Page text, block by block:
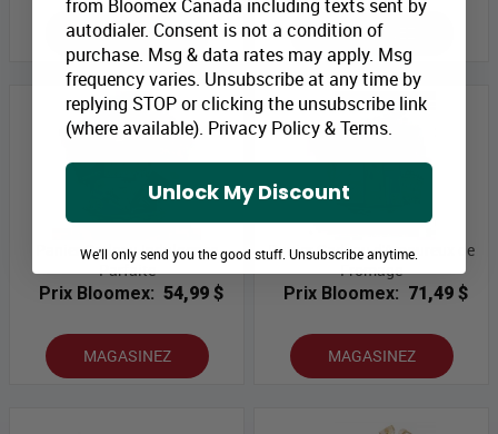
MAGASINEZ MAGASINEZ
Panier Cadeau Indulgence
Parfaite
Prix Bloomex: 54,99 $
MAGASINEZ
Panier Cadeau d'Amoureux de
Fromage
Prix Bloomex: 71,49 $
MAGASINEZ
from Bloomex Canada including texts sent by
autodialer. Consent is not a condition of
purchase. Msg & data rates may apply. Msg
frequency varies. Unsubscribe at any time by
replying STOP or clicking the unsubscribe link
(where available). Privacy Policy&Terms.
Unlock My Discount
We'll only send you the good stuff. Unsubscribe anytime.